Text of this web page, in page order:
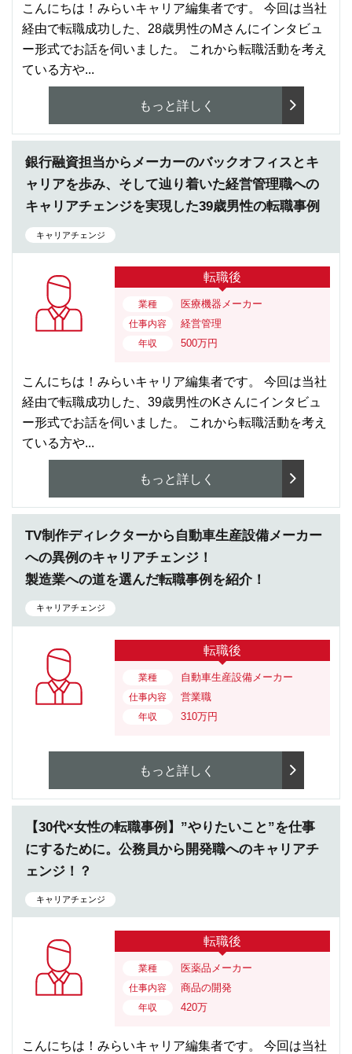
こんにちは！みらいキャリア編集者です。 今回は当社
経由で転職成功した、28歳男性のMさんにインタビュ
ー形式でお話を伺いました。 これから転職活動を考え
ている方や...
もっと詳しく
銀行融資担当からメーカーのバックオフィスとキ
ャリアを歩み、そして辿り着いた経営管理職への
キャリアチェンジを実現した39歳男性の転職事例
キャリアチェンジ
転職後
業種 医療機器メーカー
仕事内容 経営管理
年収 500万円
こんにちは！みらいキャリア編集者です。 今回は当社
経由で転職成功した、39歳男性のKさんにインタビュ
ー形式でお話を伺いました。 これから転職活動を考え
ている方や...
もっと詳しく
TV制作ディレクターから自動車生産設備メーカー
への異例のキャリアチェンジ！
製造業への道を選んだ転職事例を紹介！
キャリアチェンジ
転職後
業種 自動車生産設備メーカー
仕事内容 営業職
年収 310万円
もっと詳しく
【30代×女性の転職事例】”やりたいこと”を仕事
にするために。公務員から開発職へのキャリアチ
ェンジ！？
キャリアチェンジ
転職後
業種 医薬品メーカー
仕事内容 商品の開発
年収 420万
こんにちは！みらいキャリア編集者です。 今回は当社